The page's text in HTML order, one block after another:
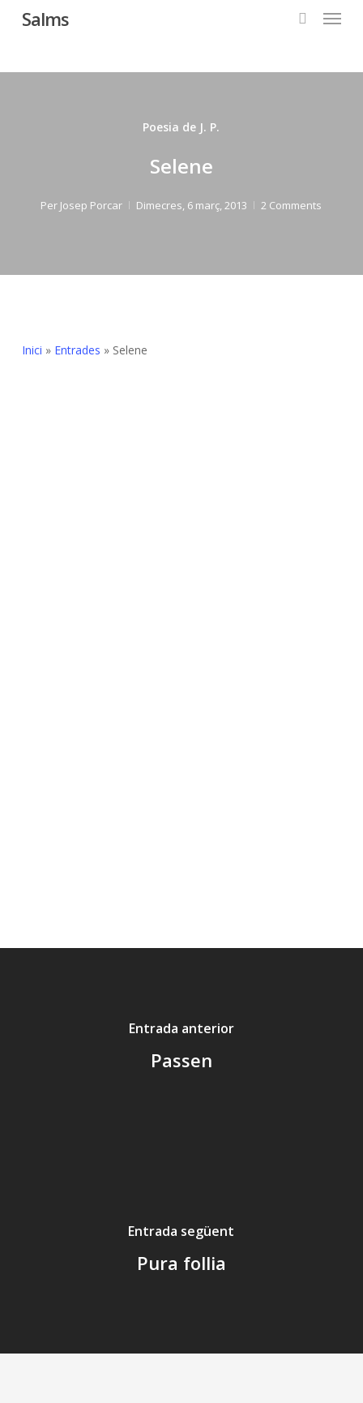
content
Salms Menu
Poesia de J. P.
Selene
Per Josep Porcar Dimecres, 6 març, 2013 2 Comments
Inici » Entrades » Selene
Entrada anterior
Passen
Entrada següent
Pura follia